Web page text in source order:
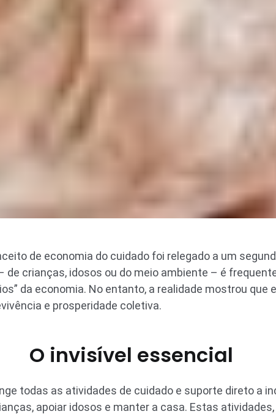
de economia do cuidado foi relegado a um
de crianças, idosos ou do meio ambiente – é
da economia. No entanto, a realidade mostrou que
e prosperidade coletiva.
O invisível essencial
todas as atividades de cuidado e suporte direto a
apoiar idosos e manter a casa. Estas